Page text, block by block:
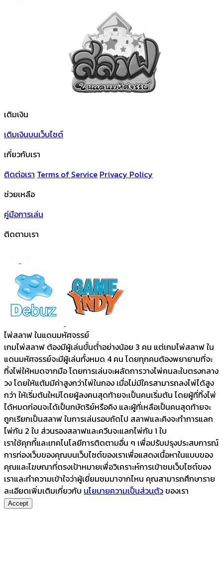
เติมเงิน
เติมเงินบนเว็บไซต์
เกี่ยวกับเรา
ติดต่อเรา Terms of Service Privacy Policy
ช่วยเหลือ
คู่มือการเล่น
ติดตามเรา
ไพ่สลาฟ ในแดนมหัศจรรย์
เกมไพ่สลาฟ ต้องมีผู้เล่นขั้นต่ำอย่างน้อย 3 คน แต่เกมไพ่สลาฟ ใน
แดนมหัศจรรย์จะมีผู้เล่นทั้งหมด 4 คน โดยทุกคนต้องพยายามที่จะ
ทิ้งไพ่ให้หมดจากมือ โดยการเล่นจะผลัดการวางไพ่คนละใบตรงกลาง
วง โดยให้แต้มมีค่าสูงกว่าไพ่ในกอง เมื่อไม่มีใครสามารถลงไพ่ได้สูง
กว่า ให้เริ่มต้นใหม่โดยผู้ลงคนสุดท้ายจะเป็นคนเริ่มต้น โดยผู้ที่ทิ้งไพ่
ได้หมดก่อนจะได้เป็นกษัตริย์หรือคิง และผู้ที่เหลือเป็นคนสุดท้ายจะ
ถูกเรียกเป็นสลาฟ ในการเล่นรอบถัดไป สลาฟและคิงจะทำการแลก
ไพ่กัน 2 ใบ ส่วนรองสลาฟและควีนจะแลกไพ่กัน 1 ใบ
เราใช้คุกกี้และเทคโนโลยีการติดตามอื่น ๆ เพื่อปรับปรุงประสบการณ์
การท่องเว็บของคุณบนเว็บไซต์ของเราเพื่อแสดงเนื้อหาในแบบของ
คุณและโฆษณาที่ตรงเป้าหมายเพื่อวิเคราะห์การเข้าชมเว็บไซต์ของ
เราและทำความเข้าใจว่าผู้เยี่ยมชมมาจากไหน คุณสามารถศึกษาราย
ละเอียดเพิ่มเติมเกี่ยวกับ นโยบายความเป็นส่วนตัวของเรา
Accept